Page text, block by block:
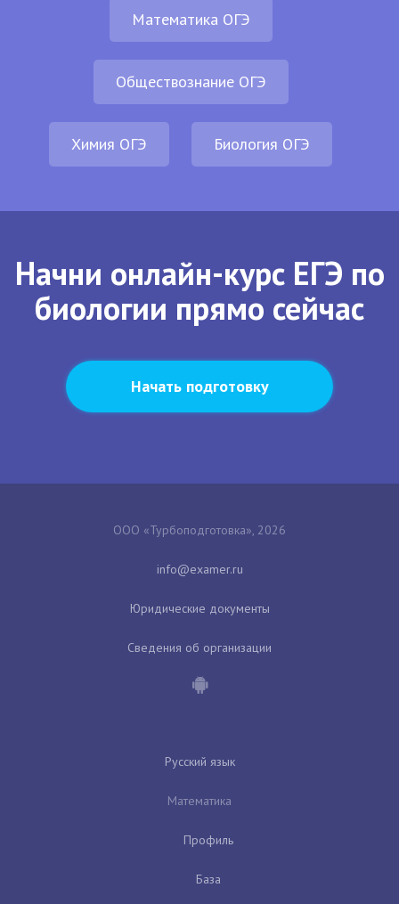
Математика ОГЭ
Обществознание ОГЭ
Химия ОГЭ Биология ОГЭ
Начни онлайн-курс ЕГЭ по
биологии прямо сейчас
Начать подготовку
ООО «Турбоподготовка», 2026
Юридические документы
Сведения об организации
Русский язык
Математика
Профиль
База